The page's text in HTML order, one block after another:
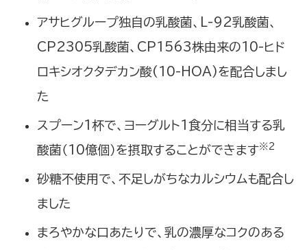
アサヒグループ独自の乳酸菌、L-92乳酸菌、
CP2305乳酸菌、CP1563株由来の10-ヒド
ロキシオクタデカン酸(10-HOA)を配合しまし
た
スプーン1杯で、ヨーグルト1食分に相当する乳
酸菌（10億個）を摂取することができます※2
砂糖不使用で、不足しがちなカルシウムも配合し
ました
まろやかな口あたりで、乳の濃厚なコクのある